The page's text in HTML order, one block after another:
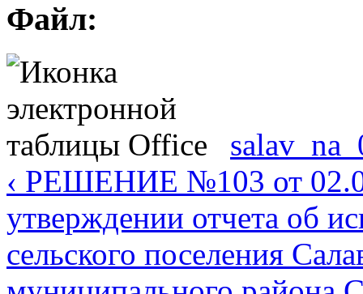
Файл:
‹ РЕШЕНИЕ №103 от
утверждении отчета об
сельского поселения